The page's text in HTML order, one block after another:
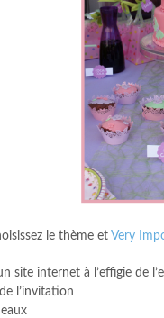
le thème et Very
site internet à l’effigie de
l’invitation